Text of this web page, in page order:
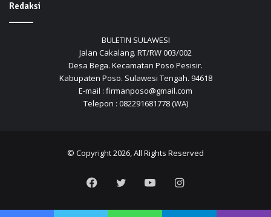
Redaksi
BULETIN SULAWESI
Jalan Cakalang. RT/RW 003/002
Desa Bega. Kecamatan Poso Pesisir.
Kabupaten Poso. Sulawesi Tengah. 94618
E-mail : firmanposo@gmail.com
Telepon : 082291681778 (WA)
© Copyright 2026, All Rights Reserved
Facebook
TwitterYouTubeInstagram